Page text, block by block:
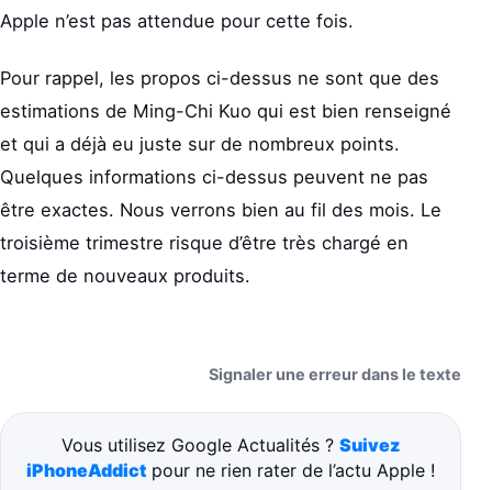
Apple n’est pas attendue pour cette fois.
Pour rappel, les propos ci-dessus ne sont que des
estimations de Ming-Chi Kuo qui est bien renseigné
et qui a déjà eu juste sur de nombreux points.
Quelques informations ci-dessus peuvent ne pas
être exactes. Nous verrons bien au fil des mois. Le
troisième trimestre risque d’être très chargé en
terme de nouveaux produits.
Signaler une erreur dans le texte
Vous utilisez Google Actualités ? Suivez
iPhoneAddict pour ne rien rater de l’actu Apple !